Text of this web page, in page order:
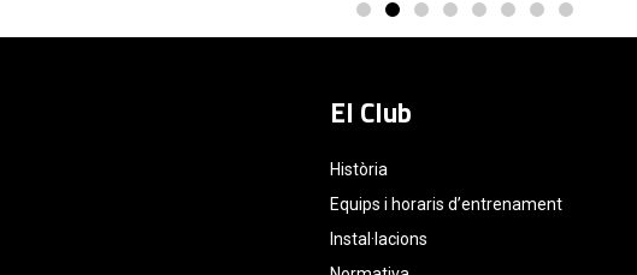
El Club
Història
Equips i horaris d’entrenament
Instal·lacions